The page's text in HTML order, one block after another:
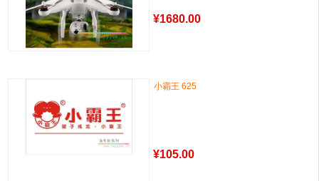
¥1680.00
小霸王 625
¥105.00